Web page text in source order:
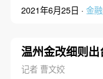
2021年6月25日 · 金
温州金改细则出
记者 曹文姣